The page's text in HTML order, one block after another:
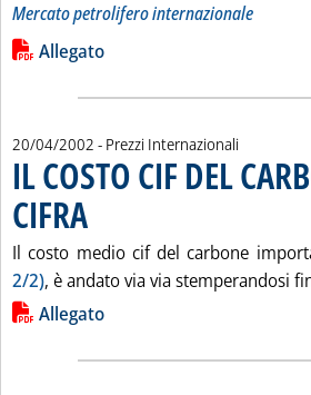
Mercato petrolifero internazionale
Leggi tutta la notizia: 'VARIAZIONI IN
Lista allegati PDF alla notizia
Allegato
20/04/2002 - Prezzi Internazionali
IL COSTO CIF DEL
CIFRA
Il costo medio cif del carbone
2/2), è andato via via stemperandosi
Lista allegati PDF alla notizia
Allegato